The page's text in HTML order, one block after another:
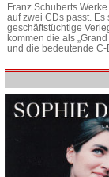
Franz Schuberts
auf zwei CDs passt.
geschäftstüchtige
kommen die als
und die bedeutende C-